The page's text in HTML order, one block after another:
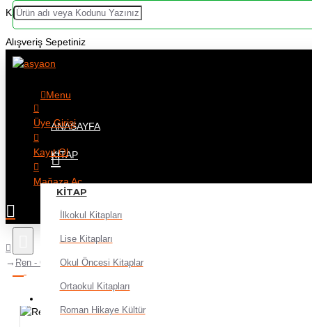
Kategoriler
Alışveriş Sepetiniz
Menu
ANASAYFA
KITAP
KITAP
İlkokul Kitapları
Lise Kitapları
Okul Öncesi Kitaplar
Ortaokul Kitapları
Roman Hikaye Kültür
Üye Girişi
Kayıt Ol
Mağaza Aç
Ren - Ölü Şehrin Şarkısı Dilara Özçelik